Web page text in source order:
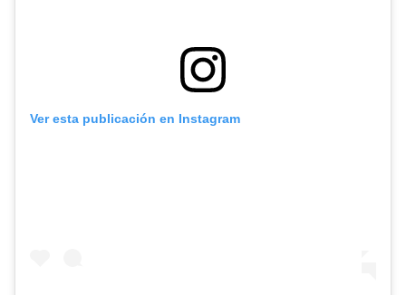
Ver esta publicación en Instagram